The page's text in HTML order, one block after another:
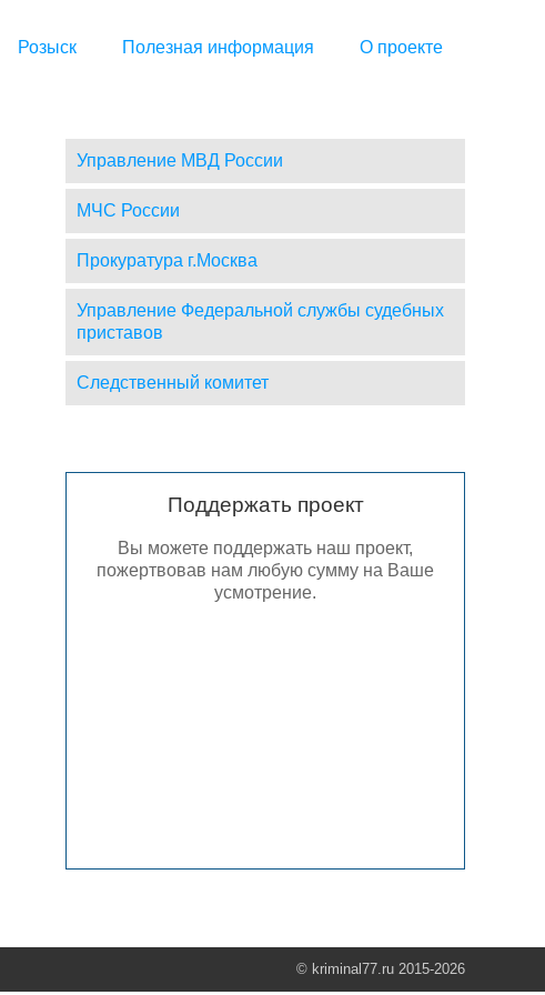
Розыск Полезная информация О проекте
Управление МВД России
МЧС России
Прокуратура г.Москва
Управление Федеральной службы судебных
приставов
Следственный комитет
Поддержать проект
Вы можете поддержать наш проект,
пожертвовав нам любую сумму на Ваше
усмотрение.
© kriminal77.ru 2015-2026